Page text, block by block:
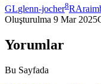
GLglenn-jocher8RA
Oluşturulma 9 Mar 2025
Yorumlar
Bu Sayfada